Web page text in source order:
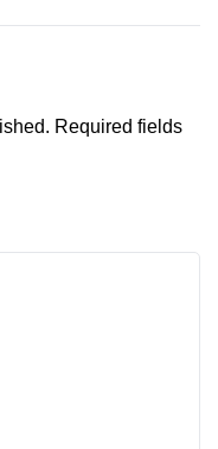
Required fields